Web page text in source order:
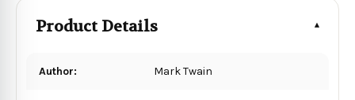
Product Details
Author: Mark Twain